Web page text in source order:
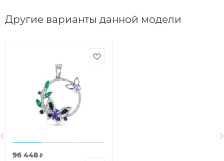
Другие варианты данной модели
96 448 ₽